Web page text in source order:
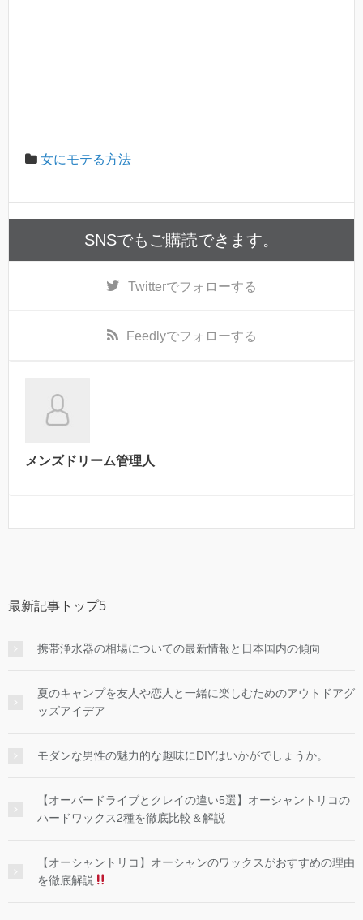
女にモテる方法
SNSでもご購読できます。
Twitterでフォローする
Feedlyでフォローする
メンズドリーム管理人
最新記事トップ5
携帯浄水器の相場についての最新情報と日本国内の傾向
夏のキャンプを友人や恋人と一緒に楽しむためのアウトドアグ
ッズアイデア
モダンな男性の魅力的な趣味にDIYはいかがでしょうか。
【オーバードライブとクレイの違い5選】オーシャントリコの
ハードワックス2種を徹底比較＆解説
【オーシャントリコ】オーシャンのワックスがおすすめの理由
を徹底解説